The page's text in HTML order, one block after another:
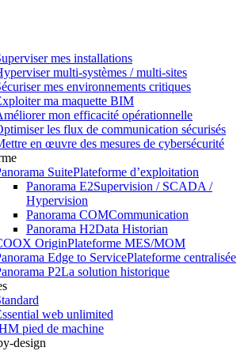
mes installations
multi-systèmes / multi-sites
mes environnements critiques
ma maquette BIM
mon efficacité opérationnelle
les flux de communication sécurisés
en œuvre des mesures de cybersécurité
SuitePlateforme d’exploitation
Panorama E2Supervision / SCADA /
Hypervision
Panorama COMCommunication
Panorama H2Data Historian
OriginPlateforme MES/MOM
Edge to ServicePlateforme centralisée
P2La solution historique
web unlimited
pied de machine
design